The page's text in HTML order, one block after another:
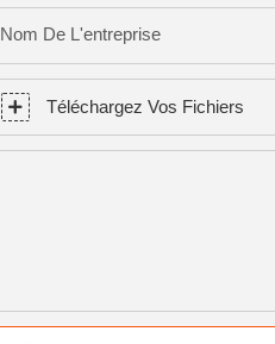
Nom De L'entreprise
Téléchargez Vos Fichiers